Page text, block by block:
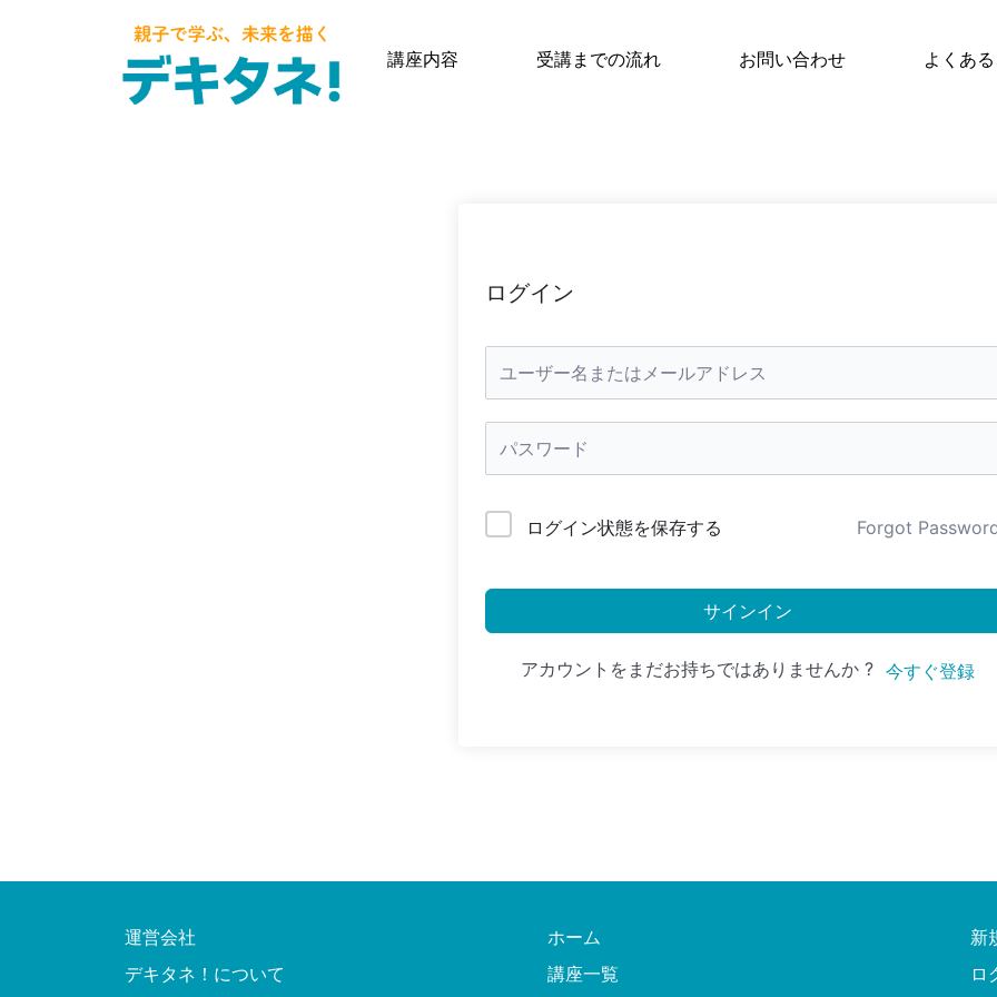
講座内容 受講までの流れ お問い合わせ よくあ
ログイン
ログイン状態を保存する Forgot
サインイン
アカウントをまだお持ちではありませんか ? 今すぐ登録
運営会社
デキタネ！について
ホーム
講座一覧
新
ロ